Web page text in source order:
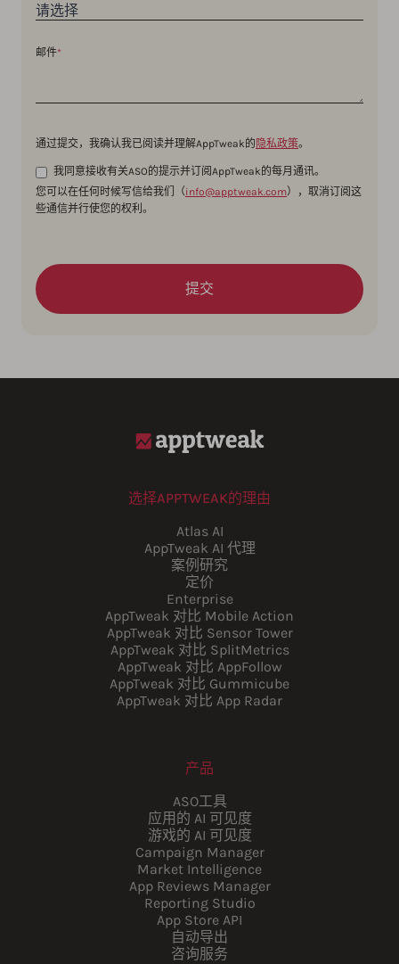
邮件*
通过提交，我确认我已阅读并理解AppTweak的 隐私政策。
我同意接收有关ASO的提示并订阅AppTweak的每月通讯。
您可以在任何时候写信给我们（info@apptweak.com），取消订阅这
些通信并行使您的权利。
选择APPTWEAK的理由
Atlas AI
AppTweak AI 代理
案例研究
定价
Enterprise
AppTweak 对比 Mobile Action
AppTweak 对比 Sensor Tower
AppTweak 对比 SplitMetrics
AppTweak 对比 AppFollow
AppTweak 对比 Gummicube
AppTweak 对比 App Radar
产品
ASO工具
应用的 AI 可见度
游戏的 AI 可见度
Campaign Manager
Market Intelligence
App Reviews Manager
Reporting Studio
App Store API
自动导出
咨询服务